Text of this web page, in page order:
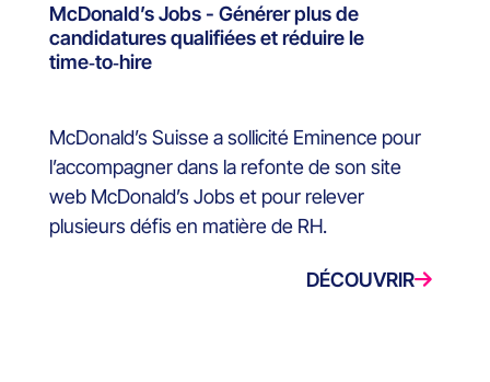
McDonald’s Jobs - Générer plus de
candidatures qualifiées et réduire le
time‑to‑hire
McDonald’s Suisse a sollicité Eminence pour
l’accompagner dans la refonte de son site
web McDonald’s Jobs et pour relever
plusieurs défis en matière de RH.
DÉCOUVRIR